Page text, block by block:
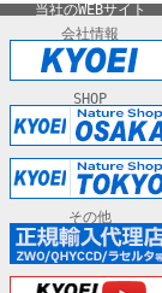
当社のWEBサイト
会社情報
SHOP
その他